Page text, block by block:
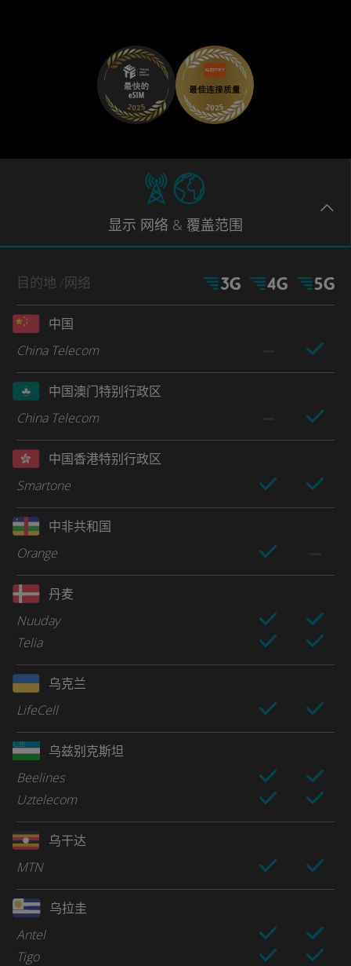
显示 网络 & 覆盖范围
目的地 /网络
中国
China Telecom
中国澳门特别行政区
China Telecom
中国香港特别行政区
Smartone
中非共和国
Orange
丹麦
Nuuday
Telia
乌克兰
LifeCell
乌兹别克斯坦
Beelines
Uztelecom
乌干达
MTN
乌拉圭
Antel
Tigo